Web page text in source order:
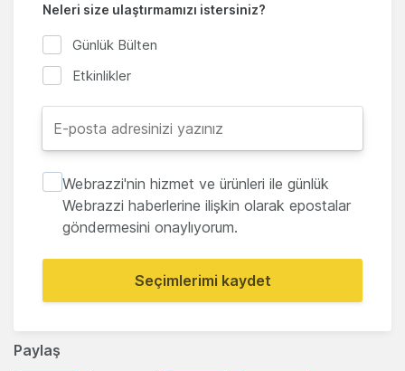
Paylaş
Neleri size ulaştırmamızı istersiniz?
Günlük Bülten
Etkinlikler
Webrazzi'nin hizmet ve ürünleri ile günlük
Webrazzi haberlerine ilişkin olarak epostalar
göndermesini onaylıyorum.
Seçimlerimi kaydet